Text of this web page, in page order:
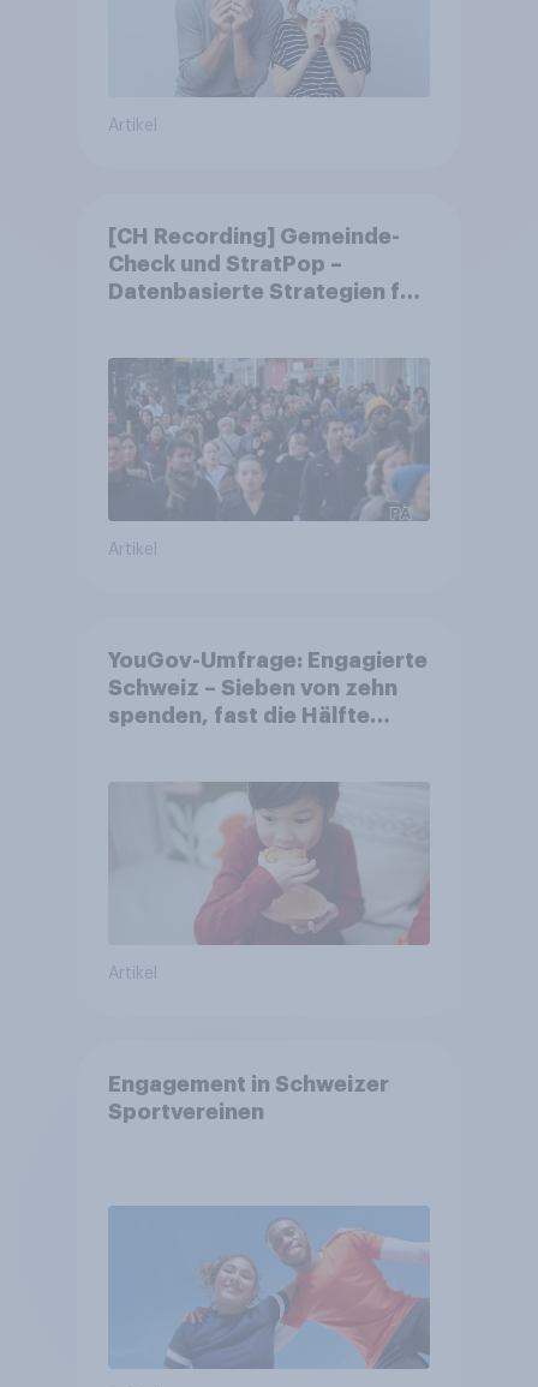
Artikel
[CH Recording] Gemeinde-
Check und StratPop –
Datenbasierte Strategien für
Artikel
YouGov-Umfrage: Engagierte
Schweiz – Sieben von zehn
spenden, fast die Hälfte
Artikel
Engagement in Schweizer
Sportvereinen